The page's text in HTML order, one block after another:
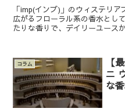
「imp(インプ)」のウィステリ
広がるフローラル系の香水とし
たりな香りで、デイリーユース
コラム
【
ニ
な